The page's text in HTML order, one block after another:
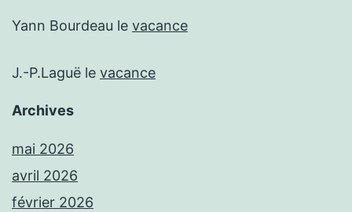
Yann Bourdeau le vacance
J.-P.Laguë le vacance
Archives
mai 2026
avril 2026
février 2026